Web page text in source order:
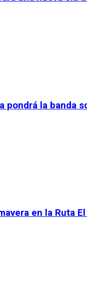
pondrá la banda
en la Ruta